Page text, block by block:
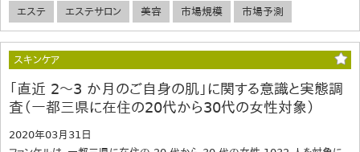
エステ エステサロン 美容 市場規模 市場予測
スキンケア
「直近 2～3 か月のご自身の肌」に関する意識と実態調
査（一都三県に在住の20代から30代の女性対象）
2020年03月31日